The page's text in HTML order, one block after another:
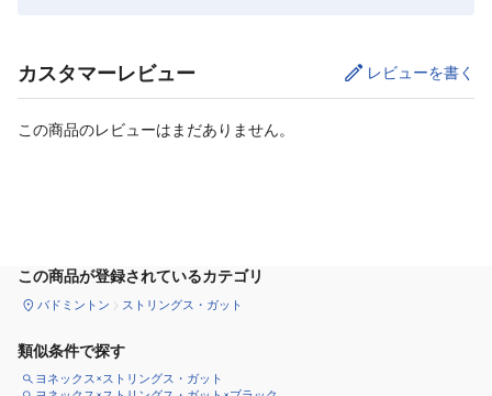
カスタマーレビュー レビューを書く
この商品のレビューはまだありません。
この商品が登録されているカテゴリ
バドミントン ストリングス・ガット
類似条件で探す
ヨネックス×ストリングス・ガット